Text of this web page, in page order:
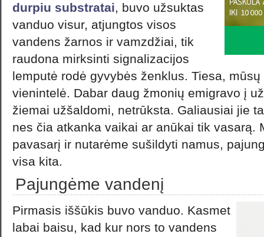
durpiu substratai, buvo užsuktas
vanduo visur, atjungtos visos
vandens žarnos ir vamzdžiai, tik
raudona mirksinti signalizacijos
lemputė rodė gyvybės ženklus. Tiesa,
vienintelė. Dabar daug žmonių emigravo į
žiemai užšaldomi, netrūksta. Galiausiai jie
nes čia atkanka vaikai ar anūkai tik vasarą.
pavasarį ir nutarėme sušildyti namus,
visa kita.
Pajungėme vandenį
Pirmasis iššūkis buvo vanduo. Kasmet
labai baisu, kad kur nors to vandens